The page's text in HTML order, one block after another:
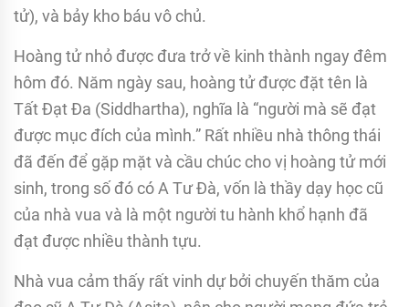
tử), và bảy kho báu vô chủ.
Hoàng tử nhỏ được đưa trở về kinh thành ngay đêm
hôm đó. Năm ngày sau, hoàng tử được đặt tên là
Tất Đạt Đa (Siddhartha), nghĩa là “người mà sẽ đạt
được mục đích của mình.” Rất nhiều nhà thông thái
đã đến để gặp mặt và cầu chúc cho vị hoàng tử mới
sinh, trong số đó có A Tư Đà, vốn là thầy dạy học cũ
của nhà vua và là một người tu hành khổ hạnh đã
đạt được nhiều thành tựu.
Nhà vua cảm thấy rất vinh dự bởi chuyến thăm của